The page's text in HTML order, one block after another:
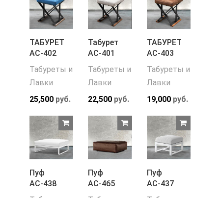
ТАБУРЕТ
АС-402
Табуреты и
Лавки
25,500 руб.
Табурет
АС-401
Табуреты и
Лавки
22,500 руб.
ТАБУРЕТ
АС-403
Табуреты и
Лавки
19,000руб.
Пуф
АС-438
Пуф
АС-465
Пуф
АС-437